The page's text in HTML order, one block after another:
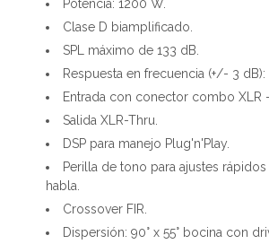
Potencia: 1200 W.
Clase D biamplificado.
SPL máximo de 133 dB.
Respuesta en frecuencia (+/- 3
Entrada con conector combo XLR -
Salida XLR-Thru.
DSP para manejo Plug'n'Play.
Perilla de tono para ajustes
habla.
Crossover FIR.
Dispersión: 90° x 55° bocina con